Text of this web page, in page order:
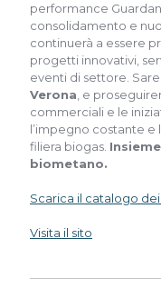
performance
consolidamento e
continuerà a essere
progetti innovativi,
eventi di settore.
Verona, e
commerciali e le
l’impegno costante e
filiera biogas.
biometano.
Scarica il catalogo
Visita il sito